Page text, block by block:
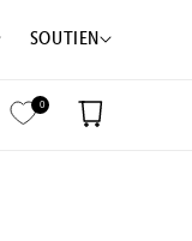
0 Panier
SOUTIEN